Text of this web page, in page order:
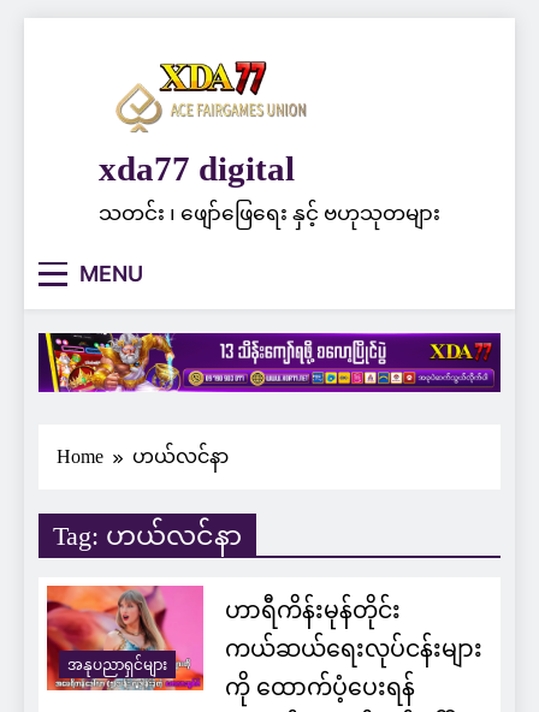
xda77 digital
သတင်း ၊ ဖျော်ဖြေရေး နှင့် ဗဟုသုတများ
MENU
Home ဟယ်လင်နာ
Tag: ဟယ်လင်နာ
အနုပညာရှင်များ
ဟာရီကိန်းမုန်တိုင်း
ကယ်ဆယ်ရေးလုပ်ငန်းများ
ကို ထောက်ပံ့ပေးရန်